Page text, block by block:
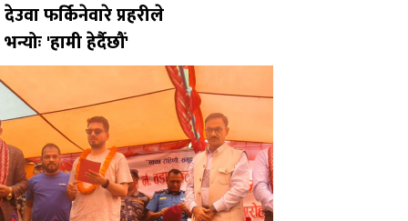
देउवा फर्किनेवारे प्रहरीले
भन्योः 'हामी हेर्दैछौं'